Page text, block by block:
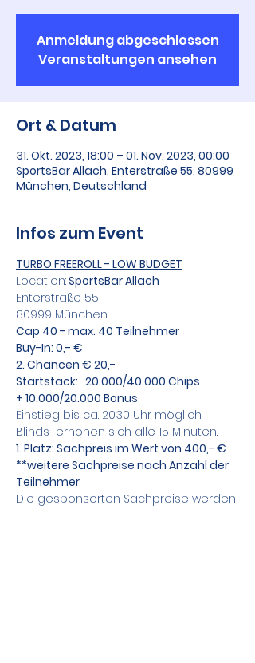
Anmeldung abgeschlossen
Veranstaltungen ansehen
Ort & Datum
31. Okt. 2023, 18:00 – 01. Nov. 2023, 00:00
SportsBar Allach, Enterstraße 55, 80999
München, Deutschland
Infos zum Event
TURBO FREEROLL - LOW BUDGET
Location: SportsBar Allach
Enterstraße 55
80999 München
Cap 40 - max. 40 Teilnehmer
Buy-In: 0,- €
2. Chancen € 20,-
Startstack:   20.000/40.000 Chips
+ 10.000/20.000 Bonus
Einstieg bis ca. 20:30 Uhr möglich
Blinds  erhöhen sich alle 15 Minuten.
1. Platz: Sachpreis im Wert von 400,- €
**weitere Sachpreise nach Anzahl der
Teilnehmer
Die gesponsorten Sachpreise werden